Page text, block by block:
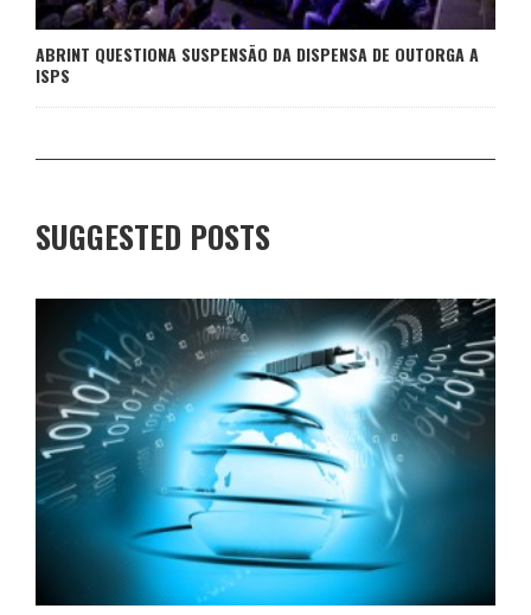
ABRINT QUESTIONA SUSPENSÃO DA DISPENSA DE OUTORGA A
ISPS
SUGGESTED POSTS